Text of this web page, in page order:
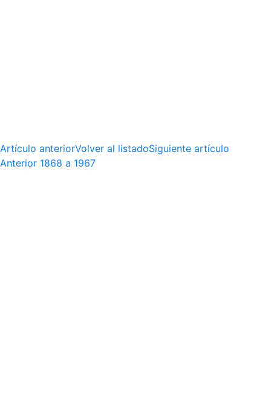
Artículo anteriorVolver al listadoSiguiente artículo
Anterior 1868 a 1967